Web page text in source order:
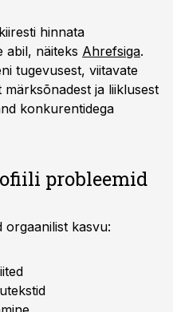
hinnata
abil, näiteks Ahrefsiga.
tugevusest, viitavate
ja liiklusest
konkurentidega
probleemid
orgaanilist kasvu: